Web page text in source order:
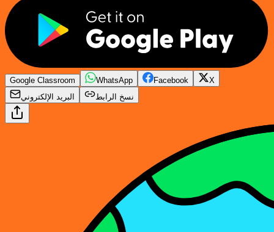
Google Classroom WhatsApp Facebook
X
البريد الإلكتروني
نسخ الرابط